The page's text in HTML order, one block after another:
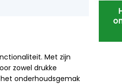
Met zijn
zowel drukke
onderhoudsgemak